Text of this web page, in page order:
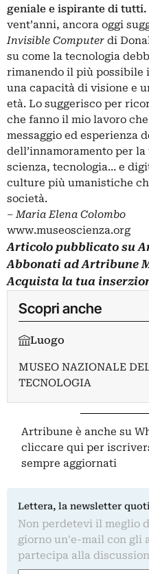
geniale e ispirante di tutti.
vent’anni, ancora oggi
Invisible Computer di
su come la tecnologia
rimanendo il più possibile
una capacità di visione e
età. Lo suggerisco per
che fanno il mio lavoro
messaggio ed esperienza
dell’innamoramento per
scienza, tecnologia… e
culture più umanistiche
società.
‒Maria Elena Colombo
www.museoscienza.org
Articolo pubblicato su
Abbonati ad Artribune
Acquista la tua
Scopri anche
Luogo
MUSEO NAZIONALE
TECNOLOGIA
Artribune è anche su
cliccare qui per
sempre aggiornati
Lettera, la newsletter
Non perdetevi il meglio
giorno un'e-mail con gli
partecipa alla